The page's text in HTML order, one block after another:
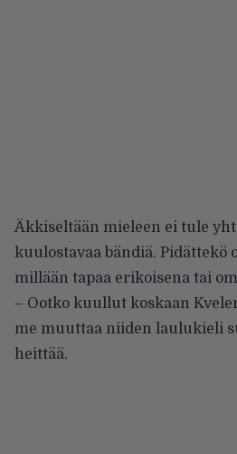
Äkkiseltään mieleen ei tule
kuulostavaa bändiä. Pidättekö
millään tapaa erikoisena tai
– Ootko kuullut koskaan
me muuttaa niiden laulukieli
heittää.